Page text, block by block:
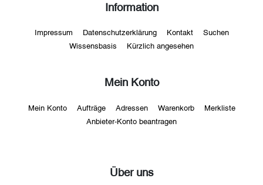
Information
Impressum Datenschutzerklärung Kontakt Suchen
Wissensbasis Kürzlich angesehen
Mein Konto
Mein Konto Aufträge Adressen Warenkorb Merkliste
Anbieter-Konto beantragen
Über uns